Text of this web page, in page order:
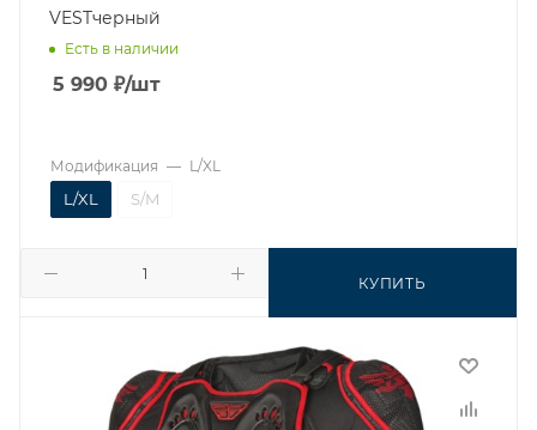
VESTчерный
Есть в наличии
5 990 ₽/шт
КУПИТЬ
Модификация — L/XL
L/XL S/M